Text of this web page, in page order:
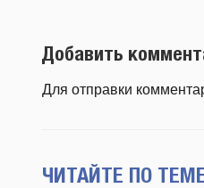
Добавить
Для отправки
ЧИТАЙТЕ ПО